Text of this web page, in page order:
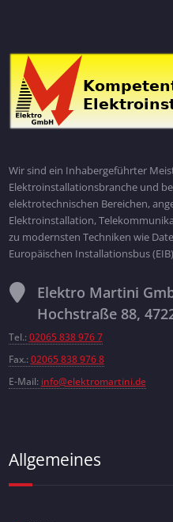
Wir sind ein Inhabergeführter
Elektroinstallationsbranche und
elektrotechnischen Bereichen,
Elektroinstallation,
zu modernsten Techniken wie
Europäischen Installationsbus
Elektro Martini
Hochstraße 88,
Tel.: 02065 838 976 7
Fax.: 02065 838 976 8
E-Mail: info@elektromartini.de
Allgemeines